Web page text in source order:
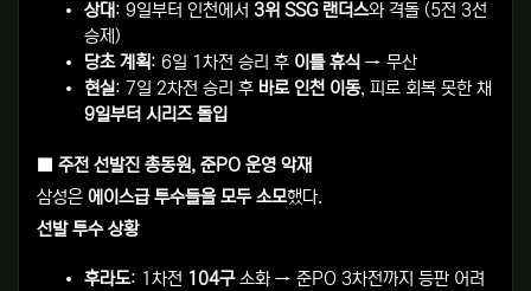
상대: 9일부터 인천에서 3위 SSG 랜더스와 격돌 (5전 3선
승제)
당초 계획: 6일 1차전 승리 후 이틀 휴식 → 무산
현실: 7일 2차전 승리 후 바로 인천 이동, 피로 회복 못한 채
9일부터 시리즈 돌입
■ 주전 선발진 총동원, 준PO 운영 악재
삼성은 에이스급 투수들을 모두 소모했다.
선발 투수 상황
후라도: 1차전 104구소화 → 준PO 3차전까지 등판 어려